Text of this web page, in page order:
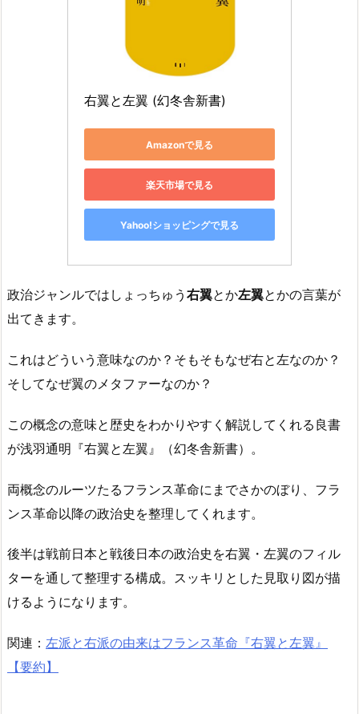
右翼と左翼 (幻冬舎新書)
Amazonで見る
楽天市場で見る
Yahoo!ショッピングで見る
政治ジャンルではしょっちゅう 右翼とか左翼とかの言葉が
出てきます。
これはどういう意味なのか？そもそもなぜ右と左なのか？
そしてなぜ翼のメタファーなのか？
この概念の意味と歴史をわかりやすく解説してくれる良書
が浅羽通明『右翼と左翼』（幻冬舎新書）。
両概念のルーツたるフランス革命にまでさかのぼり、フラ
ンス革命以降の政治史を整理してくれます。
後半は戦前日本と戦後日本の政治史を右翼・左翼のフィル
ターを通して整理する構成。スッキリとした見取り図が描
けるようになります。
関連： 左派と右派の由来はフランス革命『右翼と左翼』
【要約】